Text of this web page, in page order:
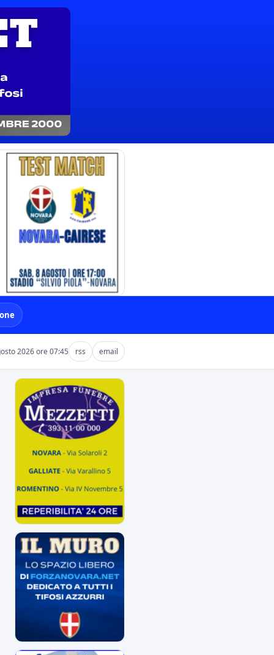
2026 ore 07:45 rss email